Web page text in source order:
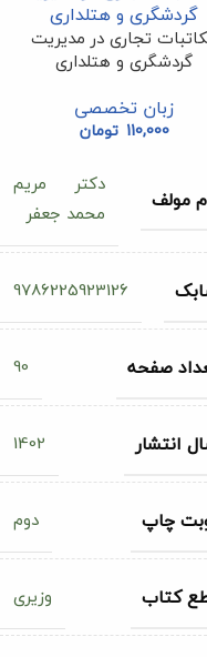
تجاری در مدیریت
گردشگری و هتلداری
زبان تخصصی
110,000 تومان
مولف
دکتر مریم
محمد جعفر
9786225923126
صفحه 90
انتشار 1402
چاپ دوم
کتاب وزیری